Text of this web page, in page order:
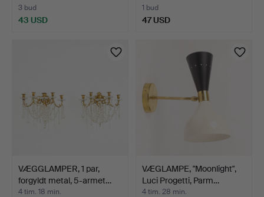
3 bud
43 USD
1 bud
47 USD
VÆGGLAMPER, 1 par,
forgyldt metal, 5-armet…
4 tim. 18 min.
VÆGLAMPE, "Moonlight",
Luci Progetti, Parm…
4 tim. 28 min.